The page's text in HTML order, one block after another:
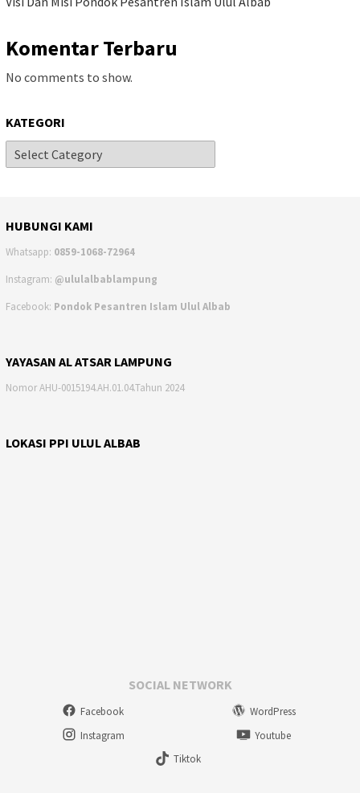
Komentar Terbaru
No comments to show.
KATEGORI
HUBUNGI KAMI
Whatsapp: 0859-1068-72964
Instagram: @ululalbablampung
Facebook: Pondok Pesantren Islam Ulul Albab
YAYASAN AL ATSAR LAMPUNG
Nomor AHU-0015194.AH.01.04.Tahun 2024
LOKASI PPI ULUL ALBAB
SOCIAL NETWORK
Facebook
WordPress
Instagram
Youtube
Tiktok